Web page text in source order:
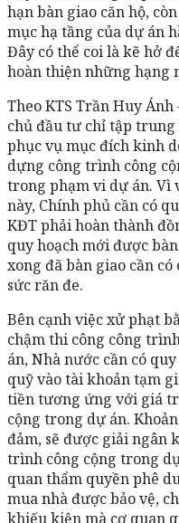
hạn bàn giao căn hộ,
mục hạ tầng của dự án
Đây có thể coi là kẽ hở
hoàn thiện những hạng
Theo KTS Trần Huy
chủ đầu tư chỉ tập
phục vụ mục đích kinh
dựng công trình công
trong phạm vi dự án. Vì
này, Chính phủ cần có
KĐT phải hoàn thành
quy hoạch mới được
xong đã bàn giao cần
sức răn đe.
Bên cạnh việc xử phạt
chậm thi công công
án, Nhà nước cần có
quỹ vào tài khoản tạm
tiền tương ứng với giá
cộng trong dự án.
đảm, sẽ được giải ngân
trình công cộng trong
quan thẩm quyền phê
mua nhà được bảo vệ,
khiếu kiện mà cơ quan